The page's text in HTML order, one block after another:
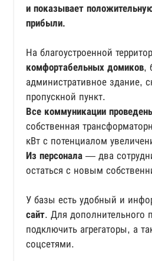
и показывает
прибыли.
На благоустроенной
комфортабельных домиков,
административное здание,
пропускной пункт.
Все коммуникации
собственная
кВт с потенциалом
Из персонала — два
остаться с новым
У базы есть удобный и
сайт. Для дополнительного
подключить агрегаторы, а
соцсетями.